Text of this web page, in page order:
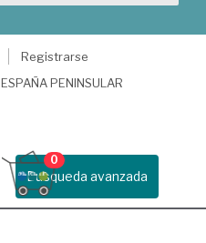
Registrarse
ESPAÑA PENINSULAR
Busqueda avanzada
0